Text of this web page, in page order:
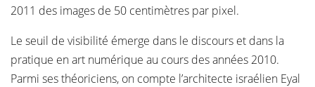
2011 des images de 50 centimètres par pixel.
Le seuil de visibilité émerge dans le discours et dans la
pratique en art numérique au cours des années 2010.
Parmi ses théoriciens, on compte l’architecte israélien Eyal